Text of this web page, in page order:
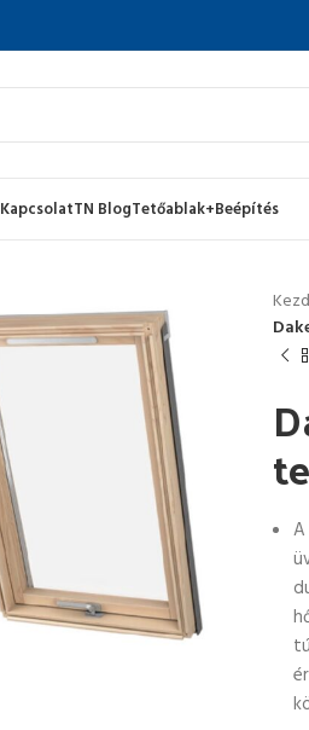
KapcsolatTN BlogTetőablak+Beépítés